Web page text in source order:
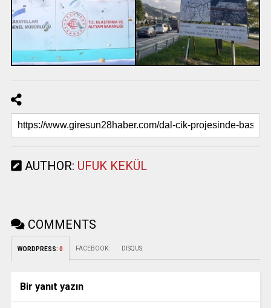
AUTHOR: UFUK KEKÜL
COMMENTS
WORDPRESS: 0 FACEBOOK: DISQUS:
Bir yanıt yazın